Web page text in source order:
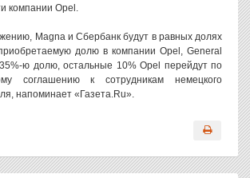
компании Opel.
Magna и Сбербанк будут в равных долях
долю в компании Opel, General
ю долю, остальные 10% Opel перейдут по
соглашению к сотрудникам немецкого
напоминает «Газета.Ru».